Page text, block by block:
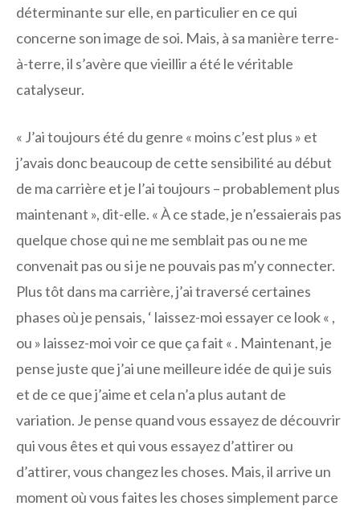
déterminante sur elle, en particulier en ce qui
concerne son image de soi. Mais, à sa manière terre-
à-terre, il s’avère que vieillir a été le véritable
catalyseur.
« J’ai toujours été du genre « moins c’est plus » et
j’avais donc beaucoup de cette sensibilité au début
de ma carrière et je l’ai toujours – probablement plus
maintenant », dit-elle. « À ce stade, je n’essaierais pas
quelque chose qui ne me semblait pas ou ne me
convenait pas ou si je ne pouvais pas m’y connecter.
Plus tôt dans ma carrière, j’ai traversé certaines
phases où je pensais, ‘ laissez-moi essayer ce look « ,
ou » laissez-moi voir ce que ça fait « . Maintenant, je
pense juste que j’ai une meilleure idée de qui je suis
et de ce que j’aime et cela n’a plus autant de
variation. Je pense quand vous essayez de découvrir
qui vous êtes et qui vous essayez d’attirer ou
d’attirer, vous changez les choses. Mais, il arrive un
moment où vous faites les choses simplement parce